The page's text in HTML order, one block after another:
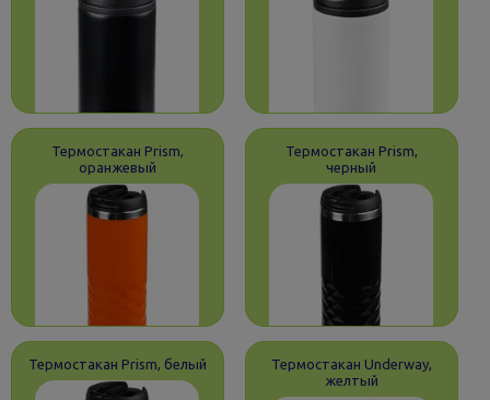
Термостакан Prism,
оранжевый
Термостакан Prism,
черный
Термостакан Prism, белый
Термостакан Underway,
желтый